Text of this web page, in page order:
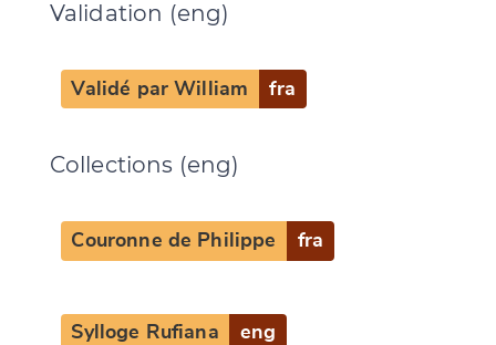
Validation (eng)
Validé par William fra
Collections (eng)
Couronne de Philippe fra
Sylloge Rufiana eng